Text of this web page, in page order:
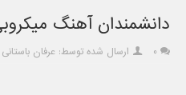
دانشمندان آهنگ
۰ ارسال شده توسط: عرفان باستانی